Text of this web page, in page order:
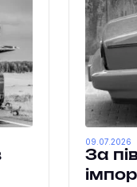
За
09.07.2026